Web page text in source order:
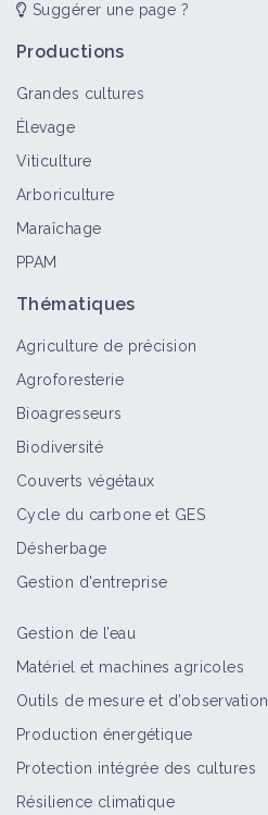
Suggérer une page ?
Productions
Grandes cultures
Élevage
Viticulture
Arboriculture
Maraîchage
PPAM
Thématiques
Agriculture de précision
Agroforesterie
Bioagresseurs
Biodiversité
Couverts végétaux
Cycle du carbone et GES
Désherbage
Gestion d'entreprise
Gestion de l’eau
Matériel et machines agricoles
Outils de mesure et d’observation
Production énergétique
Protection intégrée des cultures
Résilience climatique